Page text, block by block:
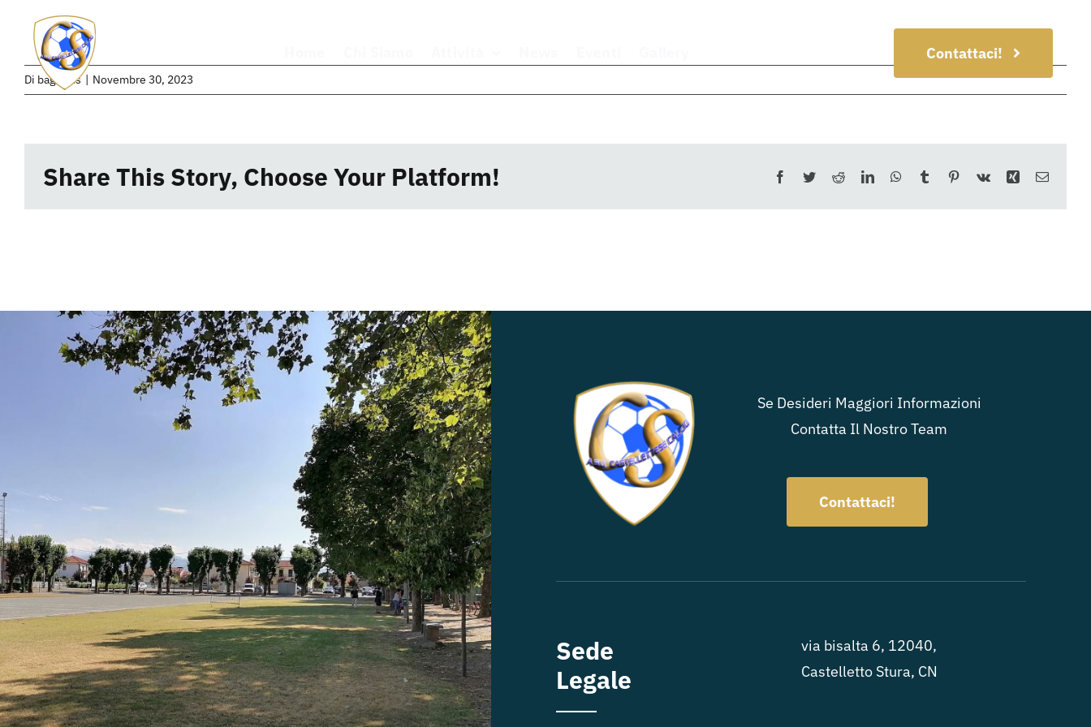
contenuto
Contattaci!
Di bagubits | Novembre 30, 2023
Share This Story, Choose Your Platform! Facebook
TwitterRedditLinkedInWhatsApp
TumblrPinterest
Vk Xing Email
Se Desideri Maggiori Informazioni
Contatta Il Nostro Team
Contattaci!
Sede
Legale
via bisalta 6, 12040,
Castelletto Stura, CN